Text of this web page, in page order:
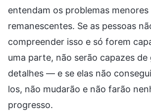
entendam os problemas menores
remanescentes. Se as pessoas
compreender isso e só forem
uma parte, não serão capazes de
detalhes — e se elas não
los, não mudarão e não farão
progresso.